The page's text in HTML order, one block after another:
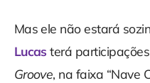
Mas ele não estará
Lucas terá
Groove, na faixa “Nave